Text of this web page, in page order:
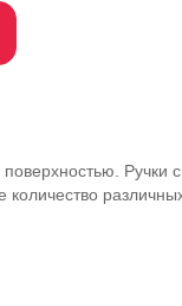
Ручки с
количество